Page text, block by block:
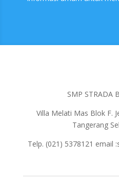
SMP STRADA
Villa Melati Mas Blok F.
Tangerang
Telp. (021) 5378121 email